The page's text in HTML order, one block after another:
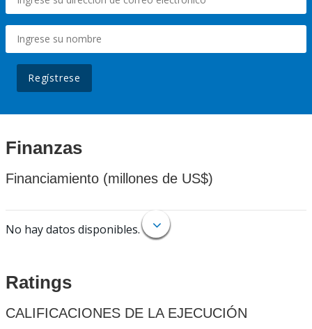
Regístrese
Finanzas
Financiamiento (millones de US$)
No hay datos disponibles.
Ratings
CALIFICACIONES DE LA EJECUCIÓN